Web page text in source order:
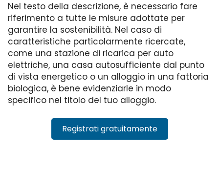
Nel testo della descrizione, è necessario fare
riferimento a tutte le misure adottate per
garantire la sostenibilità. Nel caso di
caratteristiche particolarmente ricercate,
come una stazione di ricarica per auto
elettriche, una casa autosufficiente dal punto
di vista energetico o un alloggio in una fattoria
biologica, è bene evidenziarle in modo
specifico nel titolo del tuo alloggio.
Registrati gratuitamente